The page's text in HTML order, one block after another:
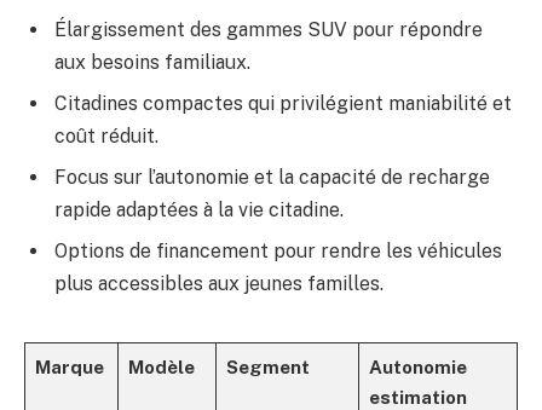
Élargissement des gammes SUV pour répondre
aux besoins familiaux.
Citadines compactes qui privilégient maniabilité et
coût réduit.
Focus sur l’autonomie et la capacité de recharge
rapide adaptées à la vie citadine.
Options de financement pour rendre les véhicules
plus accessibles aux jeunes familles.
Marque Modèle Segment
Autonomie
estimation